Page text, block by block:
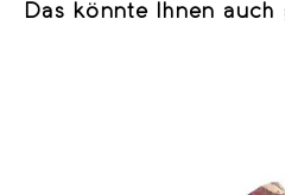
Das könnte Ihnen auch